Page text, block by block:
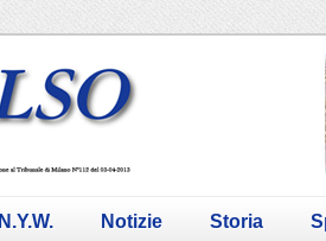
N.Y.W. Notizie Storia